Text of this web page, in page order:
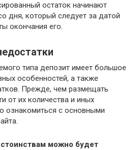
остаток начинают
дня, который следует за датой
окончания его.
типа депозит имеет большое
особенностей, а также
Прежде, чем размещать
от их количества и иных
ознакомиться с основными
можно будет